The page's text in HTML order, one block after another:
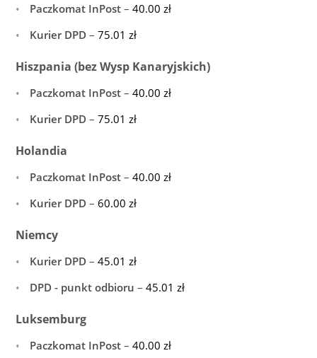
Paczkomat InPost –40.00zł
Kurier DPD –75.01zł
Hiszpania (bez Wysp Kanaryjskich)
Paczkomat InPost –40.00zł
Kurier DPD –75.01zł
Holandia
Paczkomat InPost –40.00zł
Kurier DPD –60.00zł
Niemcy
Kurier DPD –45.01zł
DPD - punkt odbioru –45.01zł
Luksemburg
Paczkomat InPost –40.00zł